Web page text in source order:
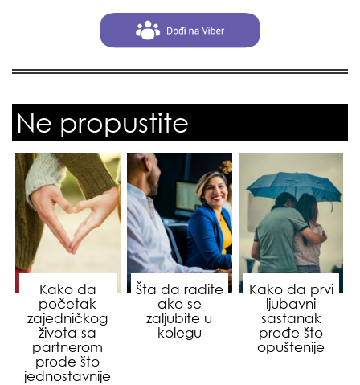
Ne propustite
Kako da
početak
zajedničkog
života sa
partnerom
prođe što
jednostavnije
Šta da radite
ako se
zaljubite u
kolegu
Kako da prvi
ljubavni
sastanak
prođe što
opuštenije